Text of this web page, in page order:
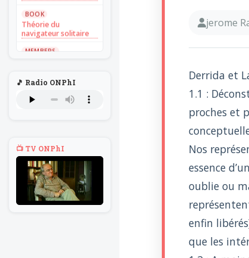
jerome
Derrida et
1.1 :
proches et
Nos
essence
oublie ou
enfin
que les
BOOK
Théorie du
navigateur solitaire
MEMBERS
Introduire
l'hypothèse en
philosophie
BILLET
Sans recul
BOOK
Théorie du
navigateur solitaire
🎵 Radio ONPhI
📺 TV ONPhI